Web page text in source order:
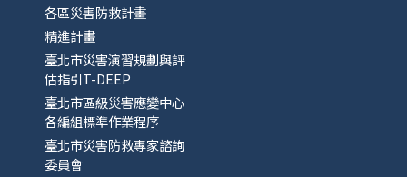
各區災害防救計畫
精進計畫
臺北市災害演習規劃與評
估指引T-DEEP
臺北市區級災害應變中心
各編組標準作業程序
臺北市災害防救專家諮詢
委員會